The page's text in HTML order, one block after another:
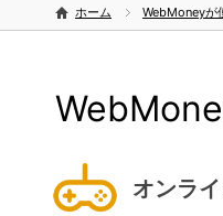
ホーム WebMoneyが
オンラ